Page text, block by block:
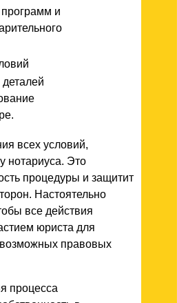
и
всех условий,
нотариуса. Это
процедуры и защитит
Настоятельно
все действия
юриста для
правовых
процесса